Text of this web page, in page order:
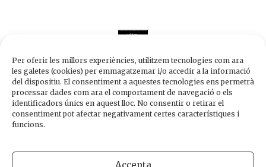
Per oferir les millors experiències, utilitzem tecnologies com ara
les galetes (cookies) per emmagatzemar i/o accedir a la informació
del dispositiu. El consentiment a aquestes tecnologies ens permetrà
processar dades com ara el comportament de navegació o els
identificadors únics en aquest lloc. No consentir o retirar el
consentiment pot afectar negativament certes característiques i
funcions.
Accepta
Edicions de 1984
Carrer Trafalgar, 10, 2n-2a A
Fax 934 854 375